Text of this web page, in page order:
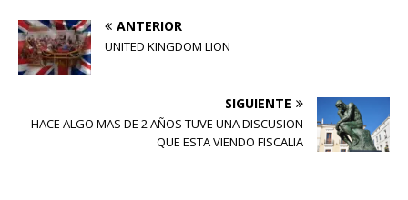
ANTERIOR
UNITED KINGDOM LION
SIGUIENTE
HACE ALGO MAS DE 2 AÑOS TUVE UNA DISCUSION
QUE ESTA VIENDO FISCALIA